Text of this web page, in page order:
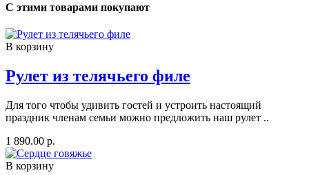
С этими товарами покупают
В корзину
Рулет из телячьего филе
Для того чтобы удивить гостей и устроить настоящий
праздник членам семьи можно предложить наш рулет ..
1 890.00 р.
В корзину